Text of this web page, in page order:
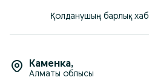
Қолданушың барлық
Каменка,
Алматы облысы